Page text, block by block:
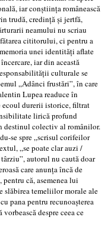
iar conștiința românească
trudă, credință și jertfă,
neamului nu scriau
cititorului, ci pentru a
unei identități aflate
iar din această
culturale se
„Adânci frustări”, în care
Lupea readuce în
ecoul durerii istorice, filtrat
lirică profund
destinul colectiv al românilor.
se spre „scrisul corifeilor
„se poate clar auzi /
autorul nu caută doar
care anunța încă de
că, asemenea lui
slăbirea temeliilor morale ale
pana pentru recunoașterea
despre ceea ce